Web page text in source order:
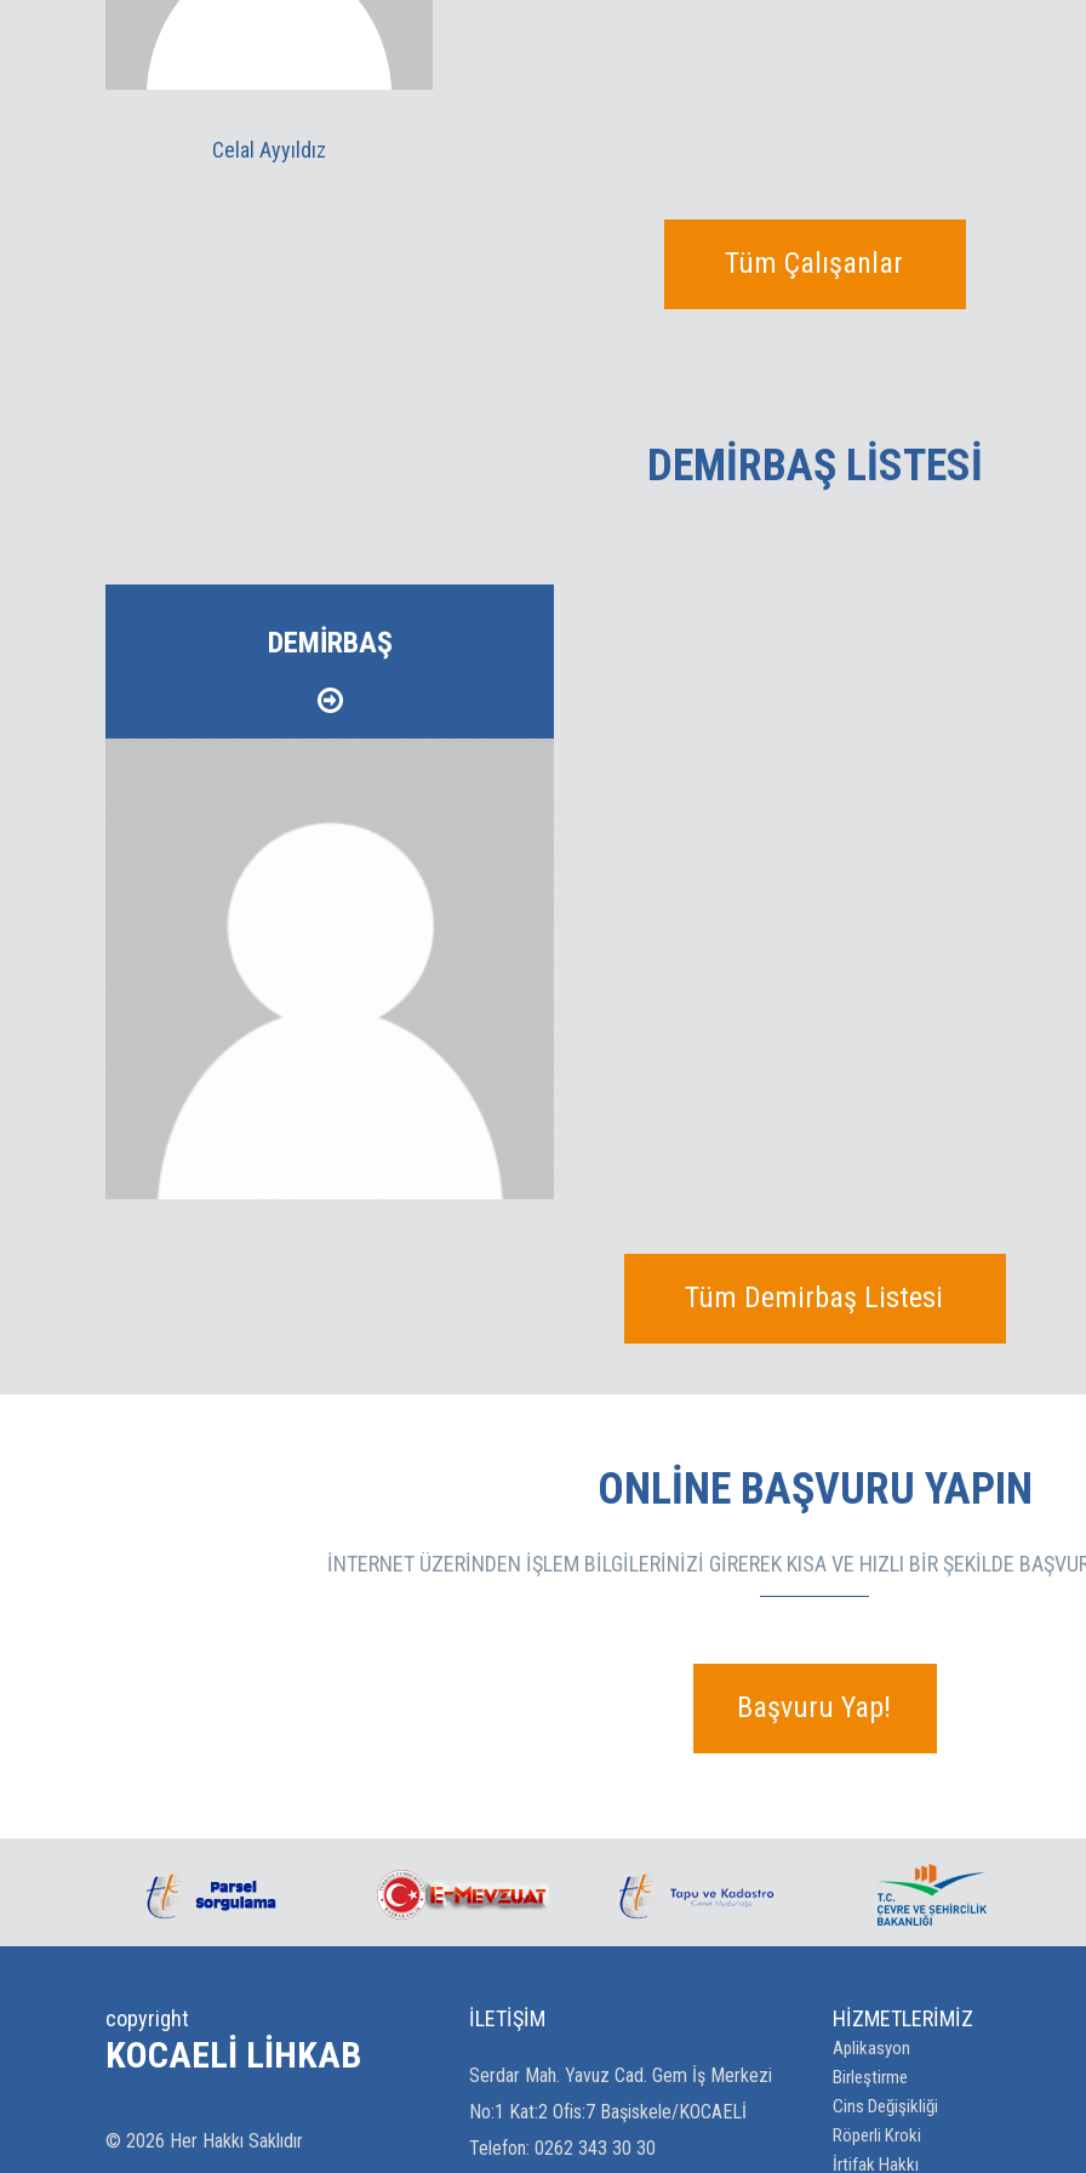
Celal Ayyıldız
Tüm Çalışanlar
DEMIRBAŞ LISTESI
DEMIRBAŞ
Tüm Demirbaş Listesi
ONLINE BAŞVURU YAPIN
İNTERNET ÜZERINDEN IŞLEM BILGILERINIZI GIREREK KISA VE HIZLI BIR ŞEKILDE
Başvuru Yap!
copyright
KOCAELI LIHKAB
© 2026 Her Hakkı Saklıdır
İLETİŞİM
Serdar Mah. Yavuz Cad. Gem İş Merkezi
No:1 Kat:2 Ofis:7 Başiskele/KOCAELİ
Telefon: 0262 343 30 30
HİZMETLERİMİZ
Aplikasyon
Birleştirme
Cins Değişikliği
Röperli Kroki
İrtifak Hakkı